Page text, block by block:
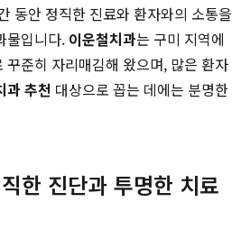
동안 정직한 진료와 환자와의 소통을
물입니다. 이운철치과는 구미 지역에
꾸준히 자리매김해 왔으며, 많은 환자
과 추천 대상으로 꼽는 데에는 분명한
한 진단과 투명한 치료